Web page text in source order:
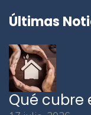
Últimas
Qué cubre